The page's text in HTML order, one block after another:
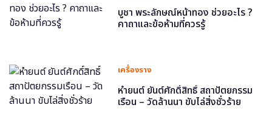
บูชา พระลักษณ์หน้าทอง ช่วยอะไร ?
คาถาและข้อห้ามที่ควรรู้
เครื่องราง
หำยนต์ ยันต์ศักดิ์สิทธิ์ สถาปัตยกรรม
เรือน – วัดล้านนา ขับไล่สิ่งชั่วร้าย